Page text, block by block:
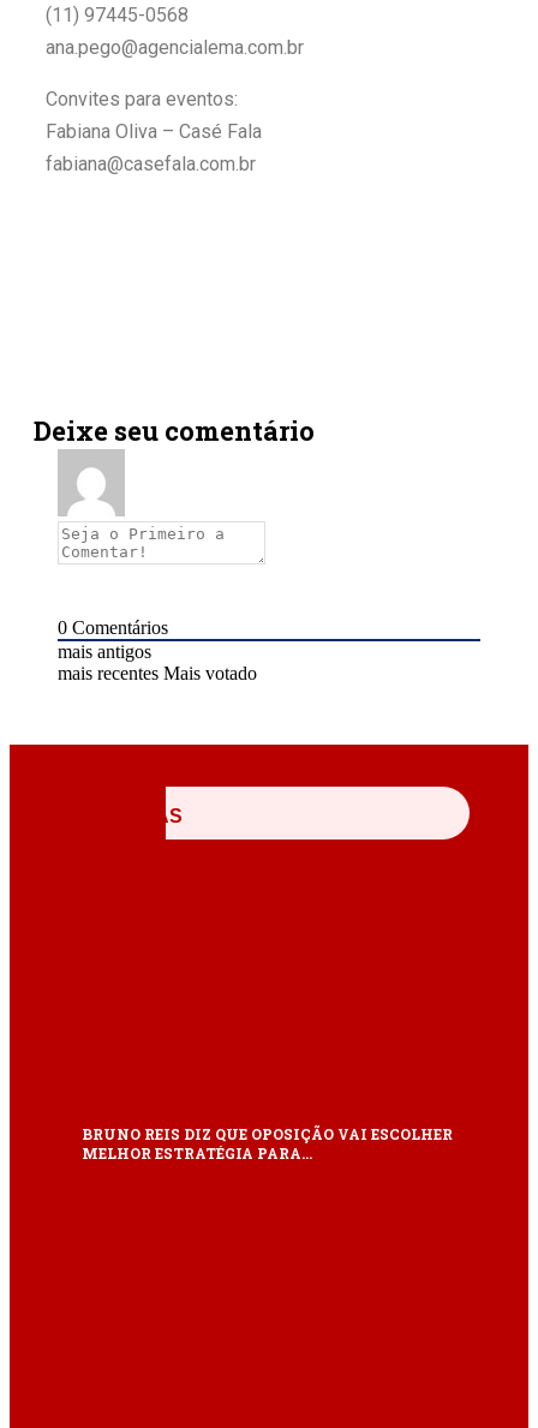
(11) 97445-0568
ana.pego@agencialema.com.br
Convites para eventos:
Fabiana Oliva – Casé Fala
fabiana@casefala.com.br
Deixe seu comentário
0Comentários
mais antigos
mais recentes Mais votado
ÚLTIMAS
BRUNO REIS DIZ QUE OPOSIÇÃO VAI ESCOLHER
MELHOR ESTRATÉGIA PARA…